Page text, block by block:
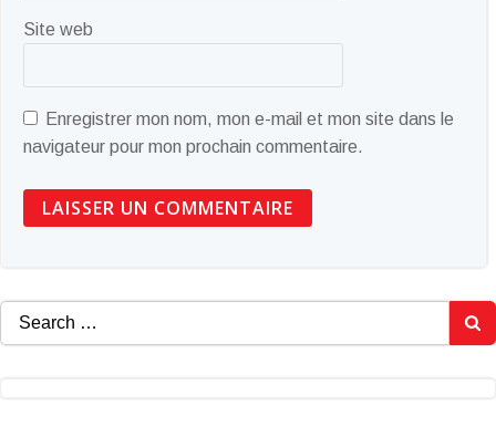
Site web
Enregistrer mon nom, mon e-mail et mon site dans le
navigateur pour mon prochain commentaire.
Search
for: